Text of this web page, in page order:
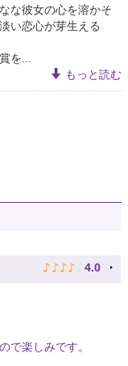
な彼女の心を溶かそ
い恋心が芽生える
を...
もっと読む
♪ ♪ ♪ ♪ ♪ 4.0
で楽しみです。